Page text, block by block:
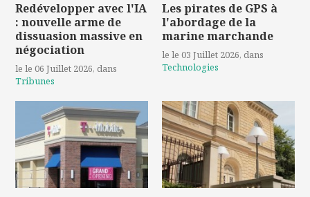
Redévelopper avec l'IA
: nouvelle arme de
dissuasion massive en
négociation
le le 06 Juillet 2026, dans
Tribunes
Les pirates de GPS à
l'abordage de la
marine marchande
le le 03 Juillet 2026, dans
Technologies